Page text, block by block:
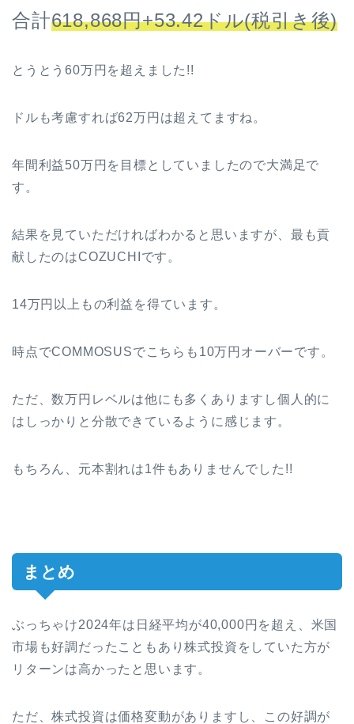
合計618,868円+53.42ドル(税引き後)
とうとう60万円を超えました!!
ドルも考慮すれば62万円は超えてますね。
年間利益50万円を目標としていましたので大満足で
す。
結果を見ていただければわかると思いますが、最も貢
献したのはCOZUCHIです。
14万円以上もの利益を得ています。
時点でCOMMOSUSでこちらも10万円オーバーです。
ただ、数万円レベルは他にも多くありますし個人的に
はしっかりと分散できているように感じます。
もちろん、元本割れは1件もありませんでした!!
まとめ
ぶっちゃけ2024年は日経平均が40,000円を超え、米国
市場も好調だったこともあり株式投資をしていた方が
リターンは高かったと思います。
ただ、株式投資は価格変動がありますし、この好調が